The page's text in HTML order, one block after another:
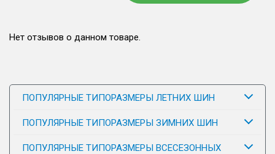
Нет отзывов о данном товаре.
ПОПУЛЯРНЫЕ ТИПОРАЗМЕРЫ ЛЕТНИХ ШИН
ПОПУЛЯРНЫЕ ТИПОРАЗМЕРЫ ЗИМНИХ ШИН
ПОПУЛЯРНЫЕ ТИПОРАЗМЕРЫ ВСЕСЕЗОННЫХ